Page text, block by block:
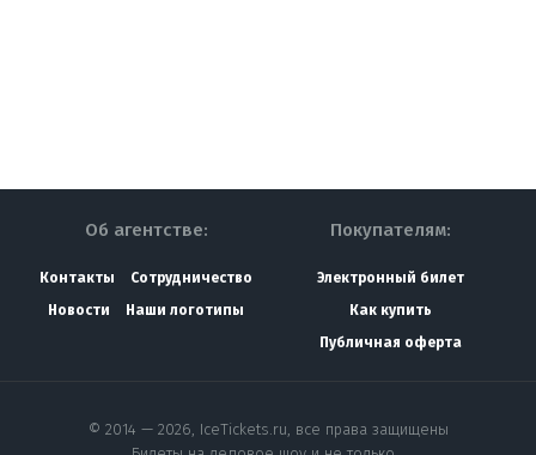
Об агентстве:
Контакты
Сотрудничество
Новости
Наши логотипы
Покупателям:
Электронный билет
Как купить
Публичная оферта
© 2014 — 2026, IceTickets.ru, все права защищены